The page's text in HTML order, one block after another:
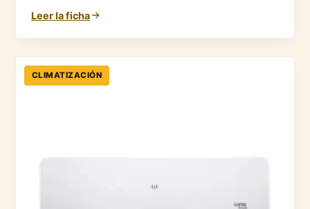
Leer la ficha
CLIMATIZACIÓN